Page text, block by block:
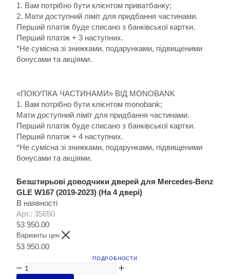
1. Вам потрібно бути клієнтом приватбанку;
2. Мати доступний ліміт для придбання частинами.
Перший платіж буде списано з банківської картки.
Перший платіж + 3 наступних.
*Не сумісна зі знижками, подарунками, підвищеними
бонусами та акціями.
«ПОКУПКА ЧАСТИНАМИ» ВІД MONOBANK
1. Вам потрібно бути клієнтом monobank;
Мати доступний ліміт для придбання частинами.
Перший платіж буде списано з банківської картки.
Перший платіж + 4 наступних.
*Не сумісна зі знижками, подарунками, підвищеними
бонусами та акціями.
Безштирьові доводчики дверей для Mercedes-Benz
GLE W167 (2019-2023) (На 4 двері)
В наявності
Арт.: 35650
53 950.00
Варианты цен
53 950.00
ПОДРОБНОСТИ